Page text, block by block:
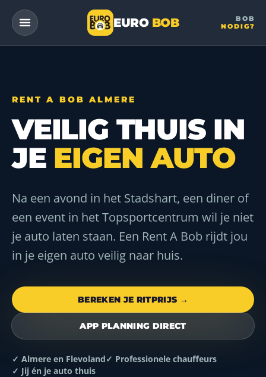
EURO BOB
— a DriveMe company
BOB
NODIG?
RENT A BOB ALMERE
VEILIG THUIS IN
JE EIGEN AUTO
Na een avond in het Stadshart, een diner of
een event in het Topsportcentrum wil je niet
je auto laten staan. Een Rent A Bob rijdt jou
in je eigen auto veilig naar huis.
BEREKEN JE RITPRIJS →
APP PLANNING DIRECT
✓ Almere en Flevoland✓ Professionele chauffeurs
✓ Jij én je auto thuis